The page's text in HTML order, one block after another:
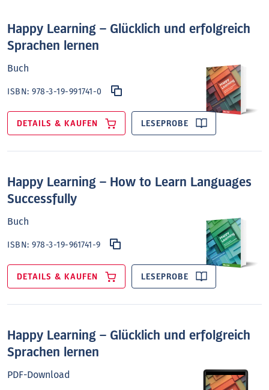
Happy Learning – Glücklich und erfolgreich
Sprachen lernen
Buch
ISBN:978-3-19-991741-0
DETAILS & KAUFEN LESEPROBE
Happy Learning – How to Learn Languages
Successfully
Buch
ISBN:978-3-19-961741-9
DETAILS & KAUFEN LESEPROBE
Happy Learning – Glücklich und erfolgreich
Sprachen lernen
PDF-Download